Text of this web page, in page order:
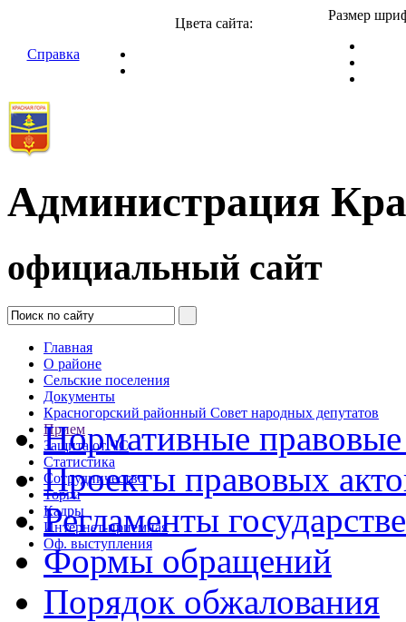
Справка
Цвета сайта:
Размер
Администрация
официальный сайт
Главная
О районе
Сельские поселения
Документы
Красногорский районный Совет народных депутатов
Прием
Защита от ЧС
Статистика
Сотрудничество
Торги
Кадры
Интернет-приемная
Оф. выступления
Нормативные
Проекты правовых
Регламенты
Формы обращений
Порядок обжалования